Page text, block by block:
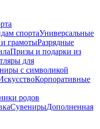
спортаУниверсальные
грамотыРазрядные
Призы и подарки из
для
с символикой
Корпоративные
родов
СувенирыДополненная